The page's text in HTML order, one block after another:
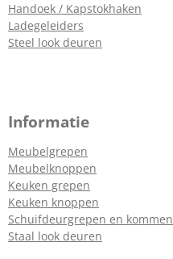
Handoek / Kapstokhaken
Ladegeleiders
Steel look deuren
Informatie
Meubelgrepen
Meubelknoppen
Keuken grepen
Keuken knoppen
Schuifdeurgrepen en kommen
Staal look deuren